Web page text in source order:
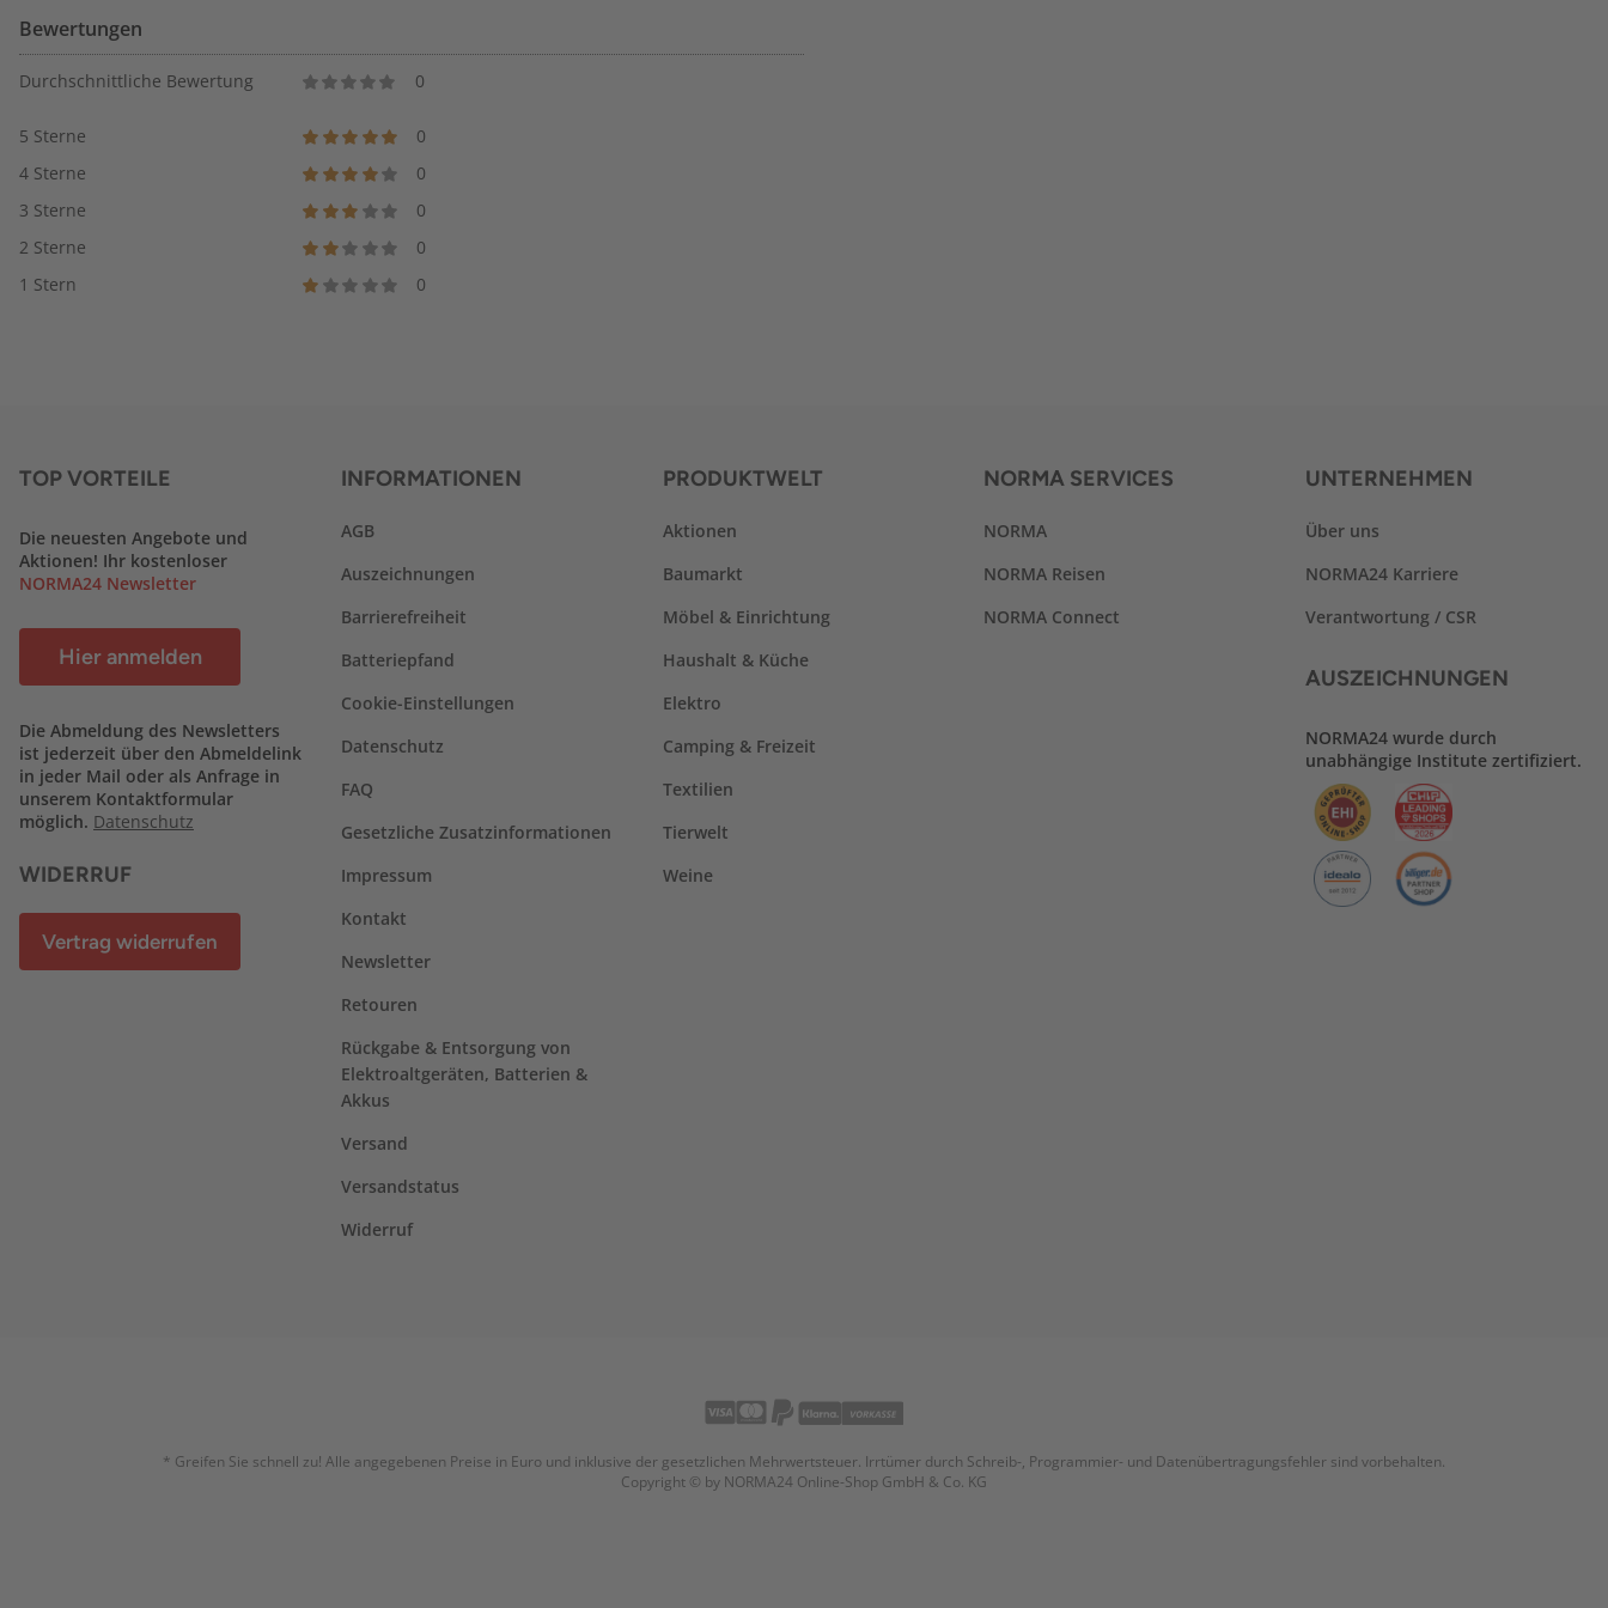
Bewertungen
Durchschnittliche Bewertung 0
5 Sterne
0
4 Sterne
0
3 Sterne
0
2 Sterne
0
1 Stern
0
TOP VORTEILE
Die neuesten Angebote und
Aktionen! Ihr kostenloser
NORMA24 Newsletter
Hier anmelden
Die Abmeldung des Newsletters
ist jederzeit über den Abmeldelink
in jeder Mail oder als Anfrage in
unserem Kontaktformular
möglich. Datenschutz
WIDERRUF
Vertrag widerrufen
INFORMATIONEN
AGB
Auszeichnungen
Barrierefreiheit
Batteriepfand
Cookie-Einstellungen
Datenschutz
FAQ
Gesetzliche Zusatzinformationen
Impressum
Kontakt
Newsletter
Retouren
Rückgabe & Entsorgung von
Elektroaltgeräten, Batterien &
Akkus
Versand
Versandstatus
Widerruf
PRODUKTWELT
Aktionen
Baumarkt
Möbel & Einrichtung
Haushalt & Küche
Elektro
Camping & Freizeit
Textilien
Tierwelt
Weine
NORMA SERVICES
NORMA
NORMA Reisen
NORMA Connect
UNTERNEHMEN
Über uns
NORMA24 Karriere
Verantwortung / CSR
AUSZEICHNUNGEN
NORMA24 wurde durch
unabhängige Institute zertifiziert.
* Greifen Sie schnell zu! Alle angegebenen Preise in Euro und inklusive der gesetzlichen Mehrwertsteuer. Irrtümer durch Schreib-, Programmier- und Datenübertragungsfehler sind vorbehalten.
Copyright © by NORMA24 Online-Shop GmbH & Co. KG